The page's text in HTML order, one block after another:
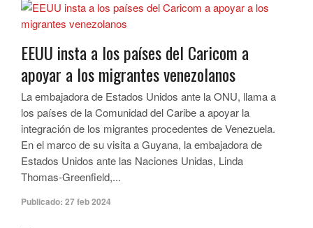
EEUU insta a los países del Caricom a
apoyar a los migrantes venezolanos
La embajadora de Estados Unidos ante la ONU, llama a
los países de la Comunidad del Caribe a apoyar la
integración de los migrantes procedentes de Venezuela.
En el marco de su visita a Guyana, la embajadora de
Estados Unidos ante las Naciones Unidas, Linda
Thomas-Greenfield,...
Publicado: 27 feb 2024